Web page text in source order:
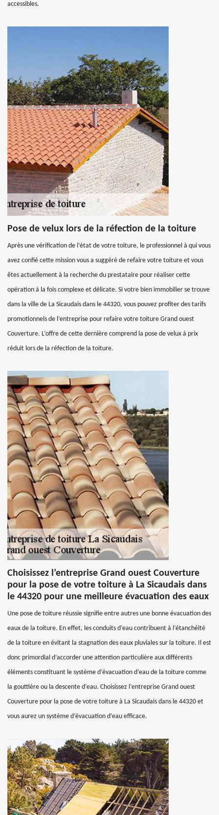
accessibles.
Pose de velux lors de la réfection de la toiture
Après une vérification de l’état de votre toiture, le professionnel à qui vous
avez confié cette mission vous a suggéré de refaire votre toiture et vous
êtes actuellement à la recherche du prestataire pour réaliser cette
opération à la fois complexe et délicate. Si votre bien immobilier se trouve
dans la ville de La Sicaudais dans le 44320, vous pouvez profiter des tarifs
promotionnels de l’entreprise pour refaire votre toiture Grand ouest
Couverture. L’offre de cette dernière comprend la pose de velux à prix
réduit lors de la réfection de la toiture.
Choisissez l’entreprise Grand ouest Couverture
pour la pose de votre toiture à La Sicaudais dans
le 44320 pour une meilleure évacuation des eaux
Une pose de toiture réussie signifie entre autres une bonne évacuation des
eaux de la toiture. En effet, les conduits d’eau contribuent à l’étanchéité
de la toiture en évitant la stagnation des eaux pluviales sur la toiture. Il est
donc primordial d’accorder une attention particulière aux différents
éléments constituant le système d’évacuation d’eau de la toiture comme
la gouttière ou la descente d’eau. Choisissez l’entreprise Grand ouest
Couverture pour la pose de votre toiture à La Sicaudais dans le 44320 et
vous aurez un système d’évacuation d’eau efficace.